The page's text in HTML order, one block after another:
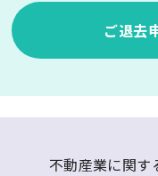
ご退去
不動産業に関す